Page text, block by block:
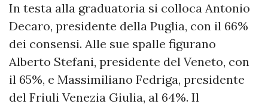
In testa alla graduatoria si colloca Antonio
Decaro, presidente della Puglia, con il 66%
dei consensi. Alle sue spalle figurano
Alberto Stefani, presidente del Veneto, con
il 65%, e Massimiliano Fedriga, presidente
del Friuli Venezia Giulia, al 64%. Il